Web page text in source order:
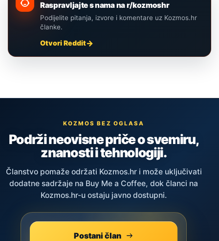
Raspravljajte s nama na r/kozmoshr
Podijelite pitanja, izvore i komentare uz Kozmos.hr
članke.
Otvori Reddit
KOZMOS BEZ OGLASA
Podrži neovisne priče o svemiru,
znanosti i tehnologiji.
Članstvo pomaže održati Kozmos.hr i može uključivati
dodatne sadržaje na Buy Me a Coffee, dok članci na
Kozmos.hr-u ostaju javno dostupni.
Postani član